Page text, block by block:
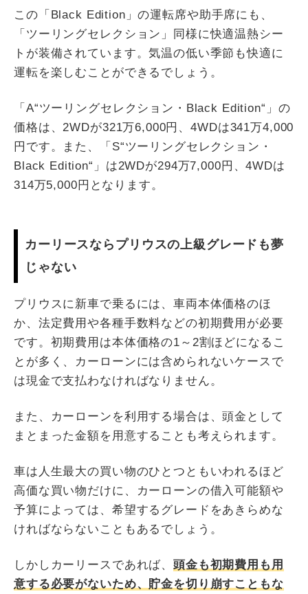
この「Black Edition」の運転席や助手席にも、
「ツーリングセレクション」同様に快適温熱シー
トが装備されています。気温の低い季節も快適に
運転を楽しむことができるでしょう。
「A“ツーリングセレクション・Black Edition“」の
価格は、2WDが321万6,000円、4WDは341万4,000
円です。また、「S“ツーリングセレクション・
Black Edition“」は2WDが294万7,000円、4WDは
314万5,000円となります。
カーリースならプリウスの上級グレードも夢
じゃない
プリウスに新車で乗るには、車両本体価格のほ
か、法定費用や各種手数料などの初期費用が必要
です。初期費用は本体価格の1～2割ほどになるこ
とが多く、カーローンには含められないケースで
は現金で支払わなければなりません。
また、カーローンを利用する場合は、頭金として
まとまった金額を用意することも考えられます。
車は人生最大の買い物のひとつともいわれるほど
高価な買い物だけに、カーローンの借入可能額や
予算によっては、希望するグレードをあきらめな
ければならないこともあるでしょう。
しかしカーリースであれば、頭金も初期費用も用
意する必要がないため、貯金を切り崩すこともな